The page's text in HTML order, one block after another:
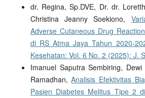
dr. Regina, Sp.DVE, Dr. dr.
Christina Jeanny Soekiono,
Adverse Cutaneous Drug
di RS Atma Jaya Tahun 2020-
Kesehatan: Vol. 6 No. 2 (2025): J.
Imanuel Saputra Sembiring,
Ramadhan,Analisis Efektivitas
Pasien Diabetes Melitus Tipe 2